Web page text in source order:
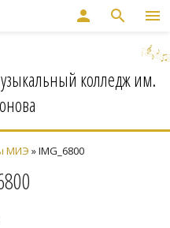
menu
search
person
колледж им.
МИЭ » IMG_6800